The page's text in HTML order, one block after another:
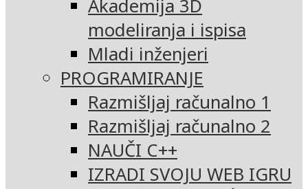
Akademija 3D
modeliranja i ispisa
Mladi inženjeri
PROGRAMIRANJE
Razmišljaj računalno 1
Razmišljaj računalno 2
NAUČI C++
IZRADI SVOJU WEB IGRU